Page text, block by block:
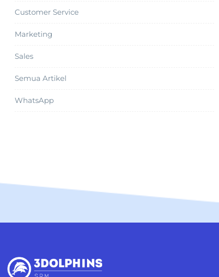
Customer Service
Marketing
Sales
Semua Artikel
WhatsApp